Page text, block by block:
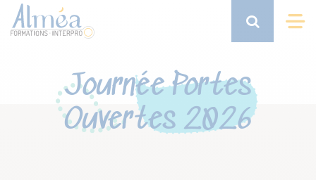
Search
Journée Portes
Ouvertes 2026